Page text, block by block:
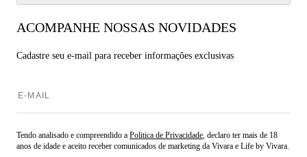
ACOMPANHE NOSSAS NOVIDADES
Cadastre seu e-mail para receber informações exclusivas
Tendo analisado e compreendido a Politica de Privacidade, declaro ter mais de 18
anos de idade e aceito receber comunicados de marketing da Vivara e Life by Vivara.